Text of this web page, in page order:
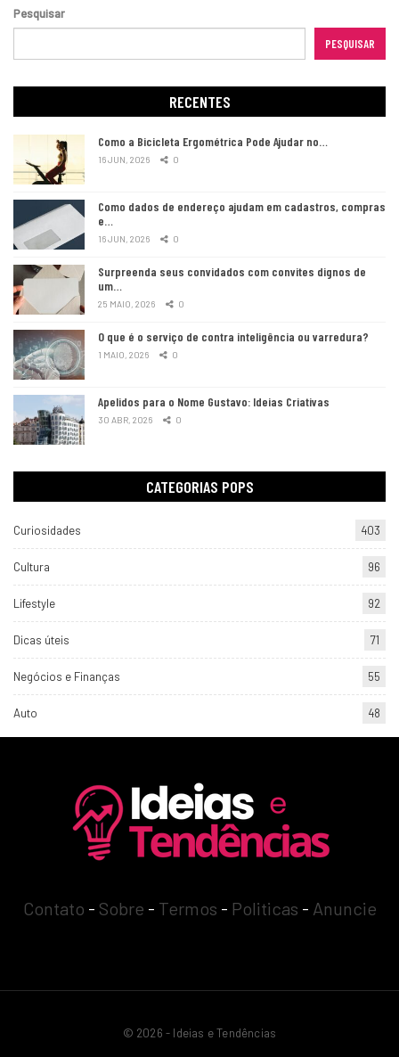
Pesquisar
PESQUISAR
RECENTES
Como a Bicicleta Ergométrica Pode Ajudar no…
16 JUN, 2026 0
Como dados de endereço ajudam em cadastros, compras
e…
16 JUN, 2026 0
Surpreenda seus convidados com convites dignos de
um…
25 MAIO, 2026 0
O que é o serviço de contra inteligência ou varredura?
1 MAIO, 2026 0
Apelidos para o Nome Gustavo: Ideias Criativas
30 ABR, 2026 0
CATEGORIAS POPS
Curiosidades 403
Cultura 96
Lifestyle 92
Dicas úteis 71
Negócios e Finanças 55
Auto 48
Contato - Sobre - Termos - Politicas - Anuncie
© 2026 - Ideias e Tendências